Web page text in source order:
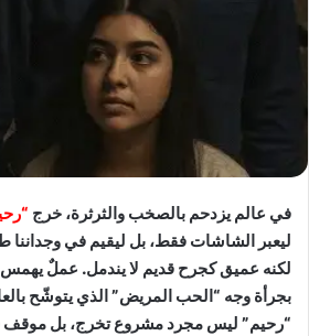
في عالم يزدحم بالصخب والثرثرة، خرج
ليعبر الشاشات فقط، بل ليقيم في وجداننا
لكنه عميق كجرح قديم لا يندمل. عملٌ
بجرأة وجه “الحب المريض” الذي يتوشّح
“رحيم” ليس مجرد مشروع تخرج، بل موقف